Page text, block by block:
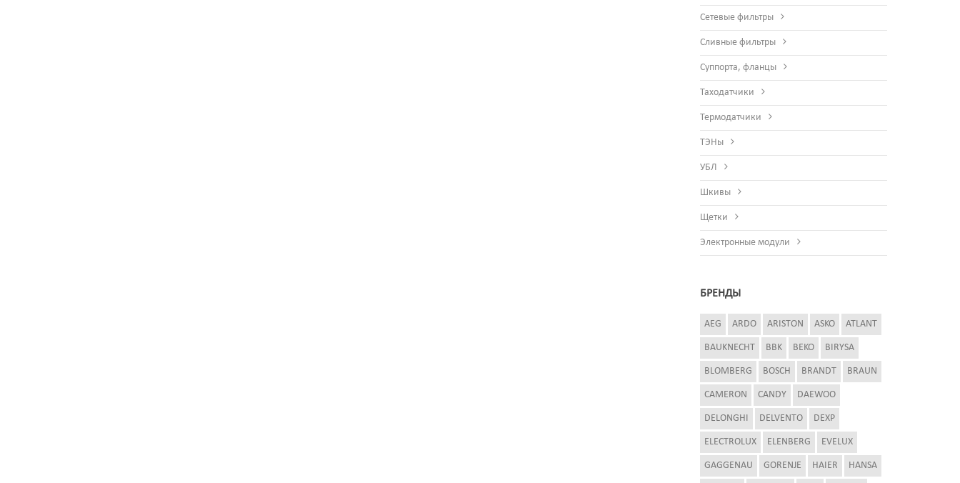
Сетевые фильтры
Сливные фильтры
Суппорта, фланцы
Таходатчики
Термодатчики
ТЭНы
УБЛ
Шкивы
Щетки
Электронные модули
БРЕНДЫ
AEG ARDO ARISTON ASKO ATLANT
BAUKNECHT BBK BEKO BIRYSA
BLOMBERG BOSCH BRANDT BRAUN
CAMERON CANDY DAEWOO
DELONGHI DELVENTO DEXP
ELECTROLUX ELENBERG EVELUX
GAGGENAU GORENJE HAIER HANSA